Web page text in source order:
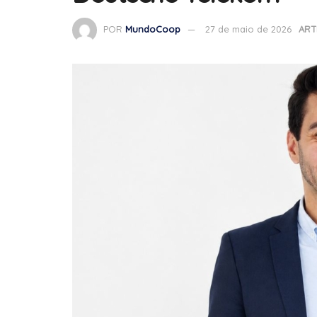
POR MundoCoop 27 de maio de 2026